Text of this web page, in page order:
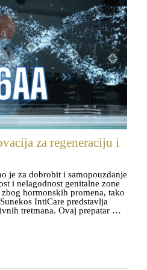
za regeneraciju i
je za dobrobit i samopouzdanje
i nelagodnost genitalne zone
hormonskih promena, tako
IntiCare predstavlja
tretmana. Ovaj prepatar …